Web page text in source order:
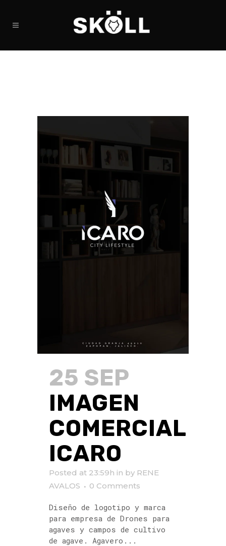
25 SEP
IMAGEN
COMERCIAL
ICARO
Posted at 23:59h in by RENE
AVALOS
0 Comments
Diseño de logotipo y marca
para empresa de Drones para
agaves y campos de cultivo
de agave. Agavero...